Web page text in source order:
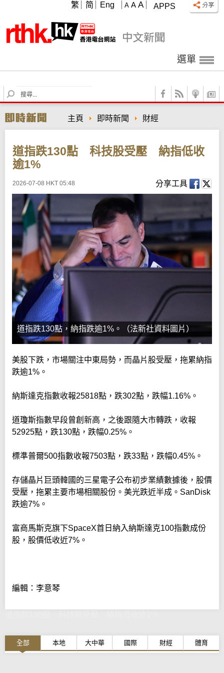
APPS
A A A
繁 简 Eng
選單
S
e
r
c
主頁 即時新聞 財經
道指跌130點 科技股受壓 納指低收
逾1%
2026-07-08 HKT 05:48 分享工具
道指跌130點，納指跌逾1%。（法新社資料圖片）
美股下跌，市場關注中東局勢，而晶片股受壓，拖累納指
跌逾1%。
納斯達克指數收報25818點，跌302點，跌幅1.16%。
道瓊斯指數早段曾創新高，之後跟隨大市轉跌，收報
52925點，跌130點，跌幅0.25%。
標準普爾500指數收報7503點，跌33點，跌幅0.45%。
存儲晶片巨頭韓國的三星電子公布初步業績數據後，股價
受壓，拖累主要市場相關股份。美光跌近半成。SanDisk
跌逾7%。
富商馬斯克旗下SpaceX首日納入納斯達克100指數成份
股，股價低收近7%。
編輯：李意琴
全部 本地 大中華 國際 財經 體育